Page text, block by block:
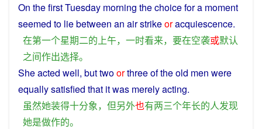
On thefirstTuesday morning thechoicefora moment
seemed to liebetween an air strikeoracquiescence.
在第一个星期二的上午， 一时看来， 要在空袭或默认
之间作出选择。
Sheacted well, buttwoorthreeoftheold men were
equally satisfied that itwas merelyacting.
虽然她装得十分象， 但另外也有两三个年长的人发现
她是做作的。